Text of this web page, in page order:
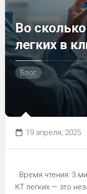
Во
легких в
Блог
19 апреля, 2025
Время чтения: 3
КТ легких — это